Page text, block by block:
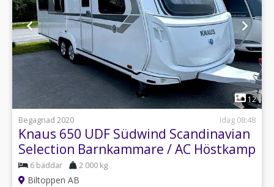
1
12
Begagnad 2020
Idag 08:48
Knaus 650 UDF Südwind Scandinavian
Selection Barnkammare / AC Höstkamp
6 bäddar 2 000 kg
Biltoppen AB